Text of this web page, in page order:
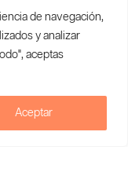
de navegación,
y analizar
aceptas
Aceptar